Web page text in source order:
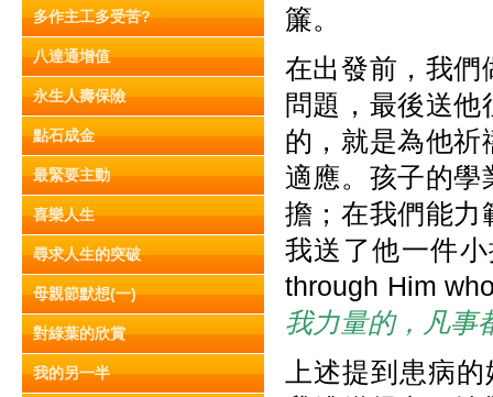
多作主工多受苦?
八達通增值
永生人壽保險
點石成金
最緊要主動
喜樂人生
尋求人生的突破
母親節默想(一)
對綠葉的欣賞
我的另一半
簾。
在出發前，我們
問題，最後送
的，就是為他祈
適應。孩子的學
擔；在我們能力
我送了他一件
through Him
我力量的，凡事
上述提到患病